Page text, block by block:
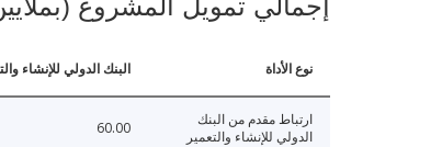
نوع الأداة البنك الدولي للإنشاء
ارتباط مقدم من البنك
الدولي للإنشاء والتعمير
60.00